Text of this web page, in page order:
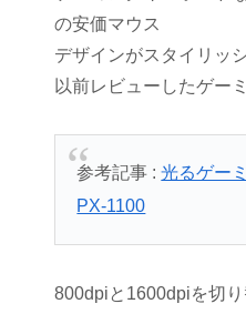
の安価マウス
デザインがスタイリッ
以前レビューしたゲー
参考記事 :光るゲー
PX-1100
800dpiと1600dpiを切